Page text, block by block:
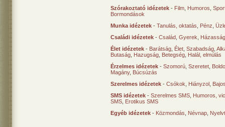
Szórakoztató idézetek - Film Humoros
Bormondások
Munka idézetek - Tanulás, oktatás Pénz
Családi idézetek - Család Gyerek
Élet idézetek - Barátság Élet Szabadság
Butaság Hazugság Betegség Halál, elmúlás
Érzelmes idézetek - Szomorú Szeretet
Magány, Búcsúzás
Szerelmes idézetek - Csókok Hiányzol
SMS idézetek - Szerelmes SMS Humoros,
SMS Erotikus SMS
Egyéb idézetek - Közmondás Névnap